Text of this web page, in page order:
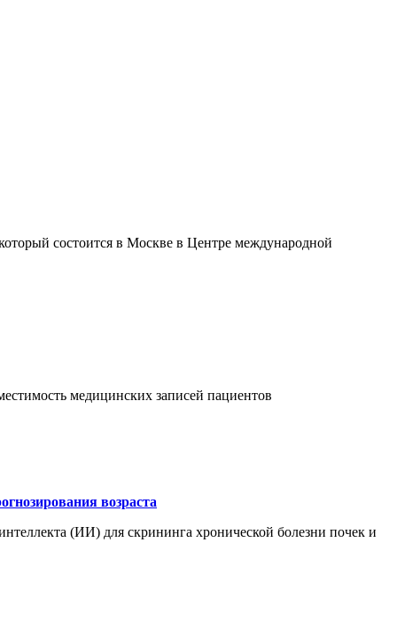
состоится в Москве в Центре международной
медицинских записей пациентов
возраста
(ИИ) для скрининга хронической болезни почек и